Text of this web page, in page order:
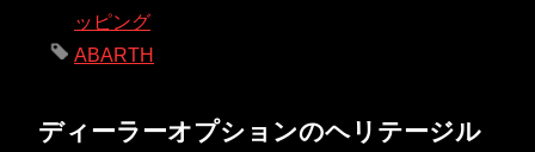
ッピング
ABARTH
ディーラーオプションのヘリテージル